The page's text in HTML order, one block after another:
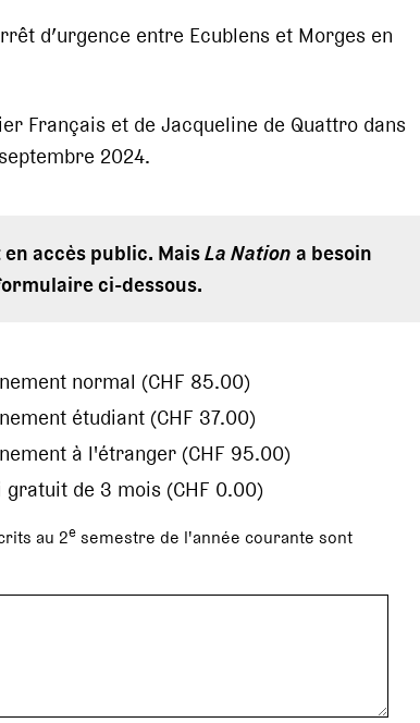
d’urgence entre Ecublens et Morges en
Français et de Jacqueline de Quattro dans
2024.
accès public. MaisLa Nationa besoin
ci-dessous.
normal (CHF 85.00)
étudiant (CHF 37.00)
à l'étranger (CHF 95.00)
gratuit de 3 mois (CHF 0.00)
au 2e semestre de l'année courante sont